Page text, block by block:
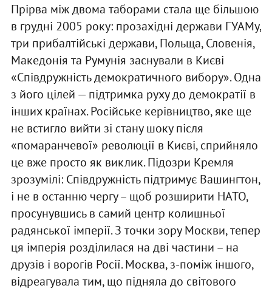
Прірва між двома таборами стала ще більшою
в грудні 2005 року: прозахідні держави ГУАМу,
три прибалтійські держави, Польща, Словенія,
Македонія та Румунія заснували в Києві
«Співдружність демократичного вибору». Одна
з його цілей — підтримка руху до демократії в
інших країнах. Російське керівництво, яке ще
не встигло вийти зі стану шоку після
«помаранчевої» революції в Києві, сприйняло
це вже просто як виклик. Підозри Кремля
зрозумілі: Співдружність підтримує Вашингтон,
і не в останню чергу – щоб розширити НАТО,
просунувшись в самий центр колишньої
радянської імперії. З точки зору Москви, тепер
ця імперія розділилася на дві частини – на
друзів і ворогів Росії. Москва, з-поміж іншого,
відреагувала тим, що підняла до світового